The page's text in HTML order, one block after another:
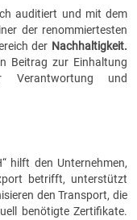
auditiert und mit dem
der renommiertesten
der Nachhaltigkeit.
Beitrag zur Einhaltung
Verantwortung und
hilft den Unternehmen,
betrifft, unterstützt
den Transport, die
benötigte Zertifikate.